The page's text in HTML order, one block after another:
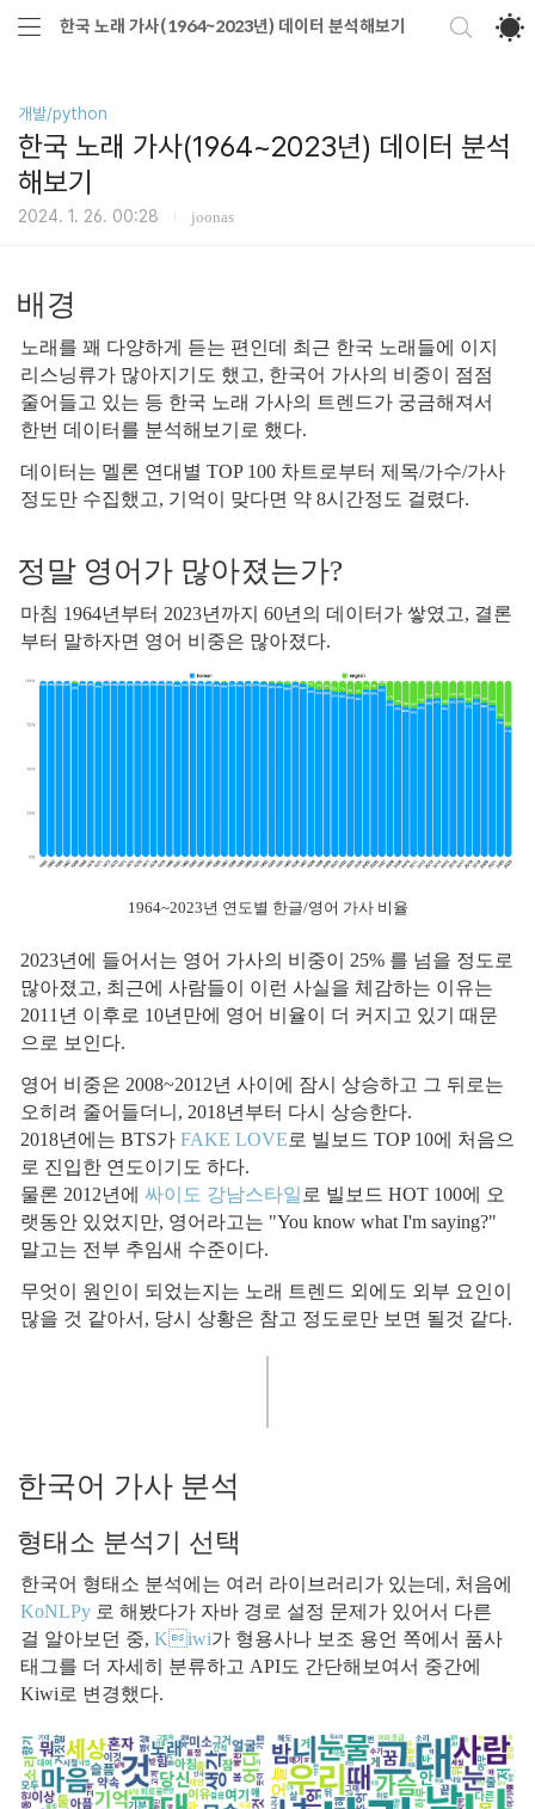
한국 노래 가사(1964~2023년) 데이터 분석해보기
개발/python
한국 노래 가사(1964~2023년) 데이터 분석
해보기
2024. 1. 26. 00:28 joonas
배경
노래를 꽤 다양하게 듣는 편인데 최근 한국 노래들에 이지
리스닝류가 많아지기도 했고, 한국어 가사의 비중이 점점
줄어들고 있는 등 한국 노래 가사의 트렌드가 궁금해져서
한번 데이터를 분석해보기로 했다.
데이터는 멜론 연대별 TOP 100 차트로부터 제목/가수/가사
정도만 수집했고, 기억이 맞다면 약 8시간정도 걸렸다.
정말 영어가 많아졌는가?
마침 1964년부터 2023년까지 60년의 데이터가 쌓였고, 결론
부터 말하자면 영어 비중은 많아졌다.
1964~2023년 연도별 한글/영어 가사 비율
2023년에 들어서는 영어 가사의 비중이 25% 를 넘을 정도로
많아졌고, 최근에 사람들이 이런 사실을 체감하는 이유는
2011년 이후로 10년만에 영어 비율이 더 커지고 있기 때문
으로 보인다.
영어 비중은 2008~2012년 사이에 잠시 상승하고 그 뒤로는
오히려 줄어들더니, 2018년부터 다시 상승한다.
2018년에는 BTS가 FAKE LOVE 로 빌보드 TOP 10에 처음으
로 진입한 연도이기도 하다.
물론 2012년에 싸이도 강남스타일 로 빌보드 HOT 100에 오
랫동안 있었지만, 영어라고는 "You know what I'm saying?"
말고는 전부 추임새 수준이다.
무엇이 원인이 되었는지는 노래 트렌드 외에도 외부 요인이
많을 것 같아서, 당시 상황은 참고 정도로만 보면 될것 같다.
한국어 가사 분석
형태소 분석기 선택
한국어 형태소 분석에는 여러 라이브러리가 있는데, 처음에
KoNLPy 로 해봤다가 자바 경로 설정 문제가 있어서 다른
걸 알아보던 중, Kiwi가 형용사나 보조 용언 쪽에서 품사
태그를 더 자세히 분류하고 API도 간단해보여서 중간에
Kiwi로 변경했다.